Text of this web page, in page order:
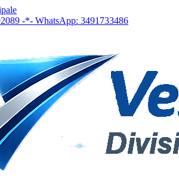
-*- WhatsApp: 3491733486